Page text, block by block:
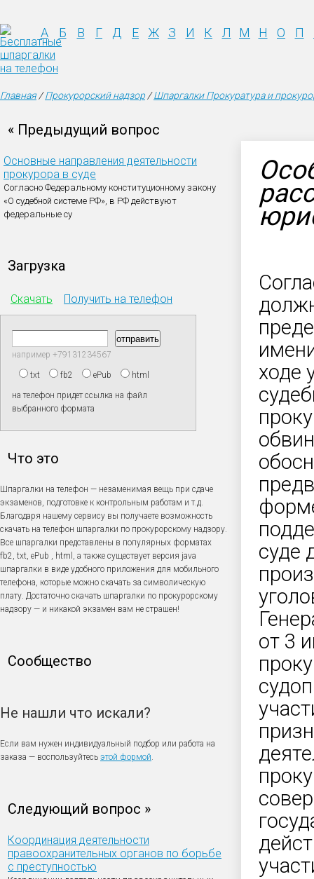
А Б В Г Д Е Ж З И К Л М Н О П
Главная/Прокурорский надзор/Шпаргалки Прокуратура и
« Предыдущий вопрос
Основные направления деятельности
прокурора в суде
Согласно Федеральному конституционному закону
«О судебной системе РФ», в РФ действуют
федеральные су
Загрузка
Скачать Получить на телефон
например +79131234567
txt fb2 ePub html
на телефон придет ссылка на файл
выбранного формата
Что это
Шпаргалки на телефон — незаменимая вещь при сдаче
экзаменов, подготовке к контрольным работам и т.д.
Благодаря нашему сервису вы получаете возможность
скачать на телефон шпаргалки по прокурорскому надзору.
Все шпаргалки представлены в популярных форматах
fb2, txt, ePub , html, а также существует версия java
шпаргалки в виде удобного приложения для мобильного
телефона, которые можно скачать за символическую
плату. Достаточно скачать шпаргалки по прокурорскому
надзору — и никакой экзамен вам не страшен!
Сообщество
Не нашли что искали?
Если вам нужен индивидуальный подбор или работа на
заказа — воспользуйтесь этой формой.
Следующий вопрос »
Координация деятельности
правоохранительных органов по борьбе
с преступностью
ходе
суде
от 3